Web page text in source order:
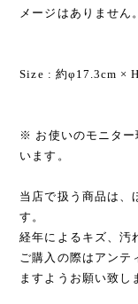
メージはありません。
Size : 約φ17.3cm ×
※ お使いのモニター
います。
当店で扱う商品は、
す。
経年によるキズ、汚
ご購入の際はアンテ
ますようお願い致し